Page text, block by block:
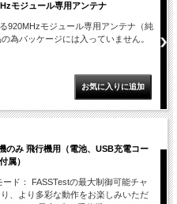
モジュール専用アンテナ
920MHzモジュール専用アンテナ（純
為パッケージには入っていません。
のみ 飛行機用（電池、USB充電コー
属）
ード： FASSTestの最大制御可能チャ
、より多彩な動作をお楽しみいただ